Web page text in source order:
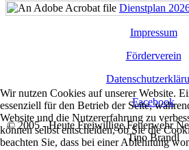
Dienstplan
Impressum
Förderverein
Facebook
© 2005 - Heute Freiwillige Feuerwehr
Tino Brandl
Wir nutzen Cookies auf unserer Website.
essenziell für den Betrieb der Seite,
Website und die Nutzererfahrung zu
können selbst entscheiden, ob Sie die
beachten Sie, dass bei einer Ablehnung